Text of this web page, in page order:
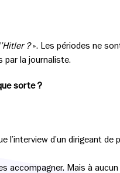
?». Les périodes ne
par la journaliste.
sorte ?
l’interview d’un dirigeant de
accompagner. Mais à aucun